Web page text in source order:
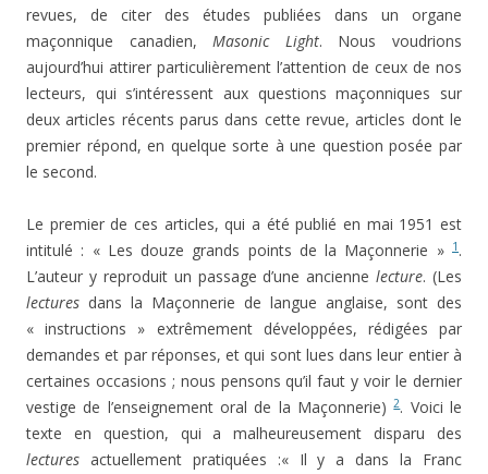
revues, de citer des études publiées dans un organe
maçonnique canadien,Masonic Light. Nous voudrions
aujourd’hui attirer particulièrement l’attention de ceux de nos
lecteurs, qui s’intéressent aux questions maçonniques sur
deux articles récents parus dans cette revue, articles dont le
premier répond, en quelque sorte à une question posée par
le second.
Le premier de ces articles, qui a été publié en mai 1951 est
intitulé : « Les douze grands points de la Maçonnerie » 1 .
L’auteur y reproduit un passage d’une anciennelecture. (Les
lectures dans la Maçonnerie de langue anglaise, sont des
« instructions » extrêmement développées, rédigées par
demandes et par réponses, et qui sont lues dans leur entier à
certaines occasions ; nous pensons qu’il faut y voir le dernier
vestige de l’enseignement oral de la Maçonnerie)2. Voici le
texte en question, qui a malheureusement disparu des
lectures actuellement pratiquées :« Il y a dans la Franc